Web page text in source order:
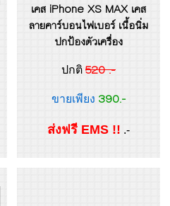
เคส iPhone XS MAX เคส
ลายคาร์บอนไฟเบอร์ เนื้อนิ่ม
ปกป้องตัวเครื่อง
ปกติ 520 .-
ขายเพียง 390.-
ส่งฟรี EMS !! .-